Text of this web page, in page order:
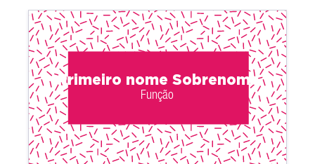
Função
Primeiro nome Sobrenome